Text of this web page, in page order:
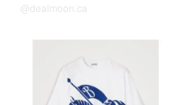
@dealmoon.ca